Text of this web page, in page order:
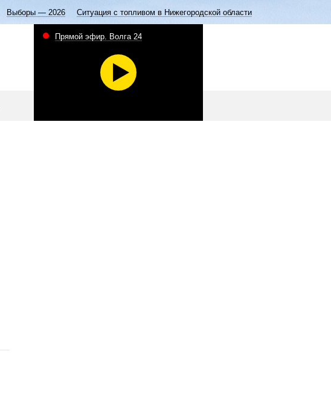
Выборы — 2026 Ситуация с топливом в Нижегородской области
Прямой эфир. Волга 24